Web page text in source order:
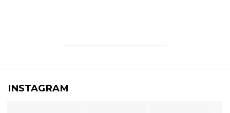
INSTAGRAM